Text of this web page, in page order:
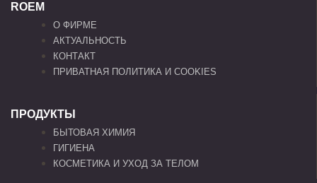
ROEM
О ФИРМЕ
АКТУАЛЬНОСТЬ
КОНТАКТ
ПРИВАТНАЯ ПОЛИТИКА И COOKIES
ПРОДУКТЫ
БЫТОВАЯ ХИМИЯ
ГИГИЕНА
КОСМЕТИКА И УХОД ЗА ТЕЛОМ